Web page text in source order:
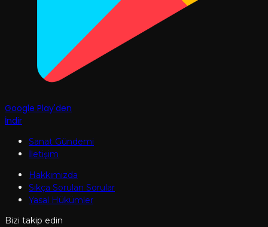
Google Play'den
İndir
Sanat Gündemi
İletişim
Hakkımızda
Sıkça Sorulan Sorular
Yasal Hükümler
Bizi takip edin